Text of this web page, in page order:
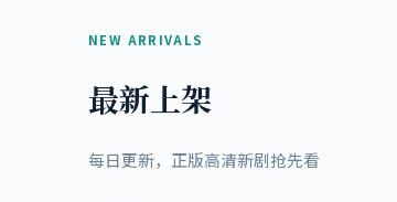
NEW ARRIVALS
最新上架
每日更新，正版高清新剧抢先看